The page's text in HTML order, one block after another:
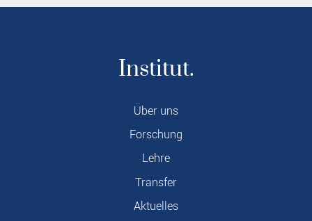
Institut.
Über uns
Forschung
Lehre
Transfer
Aktuelles